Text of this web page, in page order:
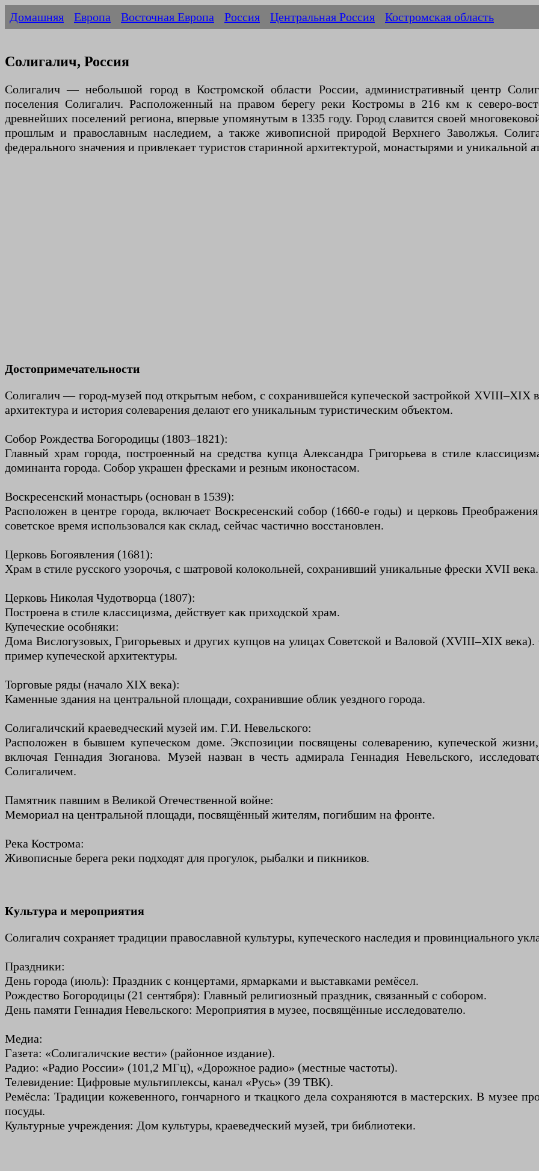
Домашняя Европа Восточная Европа Россия Центральная Россия Костромская область
Солигалич, Россия
Солигалич — небольшой город в Костромской области России, административный центр
поселения Солигалич. Расположенный на правом берегу реки Костромы в 216 км к северо-
древнейших поселений региона, впервые упомянутым в 1335 году. Город славится своей
прошлым и православным наследием, а также живописной природой Верхнего Заволжья.
федерального значения и привлекает туристов старинной архитектурой, монастырями и уникальной
Достопримечательности
Солигалич — город-музей под открытым небом, с сохранившейся купеческой застройкой XVIII–XIX
архитектура и история солеварения делают его уникальным туристическим объектом.
Собор Рождества Богородицы (1803–1821):
Главный храм города, построенный на средства купца Александра Григорьева в стиле
доминанта города. Собор украшен фресками и резным иконостасом.
Воскресенский монастырь (основан в 1539):
Расположен в центре города, включает Воскресенский собор (1660-е годы) и церковь
советское время использовался как склад, сейчас частично восстановлен.
Церковь Богоявления (1681):
Храм в стиле русского узорочья, с шатровой колокольней, сохранивший уникальные фрески XVII века.
Церковь Николая Чудотворца (1807):
Построена в стиле классицизма, действует как приходской храм.
Купеческие особняки:
Дома Вислогузовых, Григорьевых и других купцов на улицах Советской и Валовой (XVIII–XIX
пример купеческой архитектуры.
Торговые ряды (начало XIX века):
Каменные здания на центральной площади, сохранившие облик уездного города.
Солигаличский краеведческий музей им. Г.И. Невельского:
Расположен в бывшем купеческом доме. Экспозиции посвящены солеварению, купеческой
включая Геннадия Зюганова. Музей назван в честь адмирала Геннадия Невельского,
Солигаличем.
Памятник павшим в Великой Отечественной войне:
Мемориал на центральной площади, посвящённый жителям, погибшим на фронте.
Река Кострома:
Живописные берега реки подходят для прогулок, рыбалки и пикников.
Культура и мероприятия
Солигалич сохраняет традиции православной культуры, купеческого наследия и провинциального
Праздники:
День города (июль): Праздник с концертами, ярмарками и выставками ремёсел.
Рождество Богородицы (21 сентября): Главный религиозный праздник, связанный с собором.
День памяти Геннадия Невельского: Мероприятия в музее, посвящённые исследователю.
Медиа:
Газета: «Солигаличские вести» (районное издание).
Радио: «Радио России» (101,2 МГц), «Дорожное радио» (местные частоты).
Телевидение: Цифровые мультиплексы, канал «Русь» (39 ТВК).
Ремёсла: Традиции кожевенного, гончарного и ткацкого дела сохраняются в мастерских. В музее
посуды.
Культурные учреждения: Дом культуры, краеведческий музей, три библиотеки.